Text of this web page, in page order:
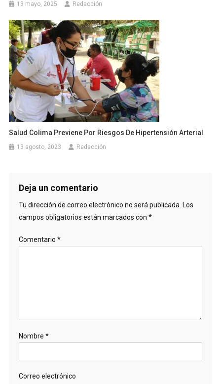
13 mayo, 2025 Redacción
Salud Colima Previene Por Riesgos De Hipertensión Arterial
13 agosto, 2023 Redacción
Deja un comentario
Tu dirección de correo electrónico no será publicada. Los
campos obligatorios están marcados con *
Comentario *
Nombre *
Correo electrónico